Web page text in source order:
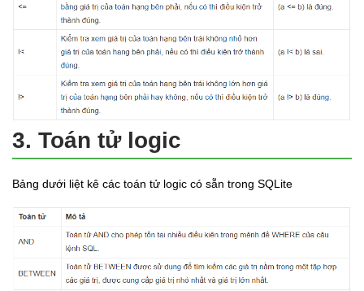
3. Toán tử logic
Bảng dưới liệt kê các toán tử logic có sẵn trong SQLite